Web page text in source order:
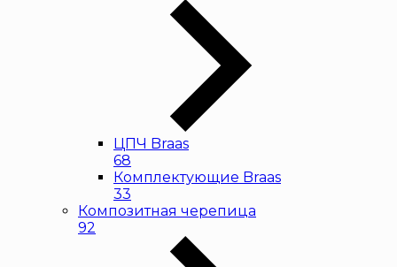
ЦПЧ Braas
68
Комплектующие Braas
33
Композитная черепица
92